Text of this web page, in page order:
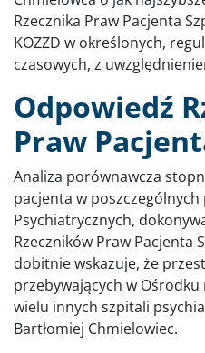
Rzecznika Praw Pacjenta
KOZZD w określonych,
czasowych, z
Odpowiedź
Praw
Analiza porównawcza
pacjenta w
Psychiatrycznych,
Rzeczników Praw Pacjenta
dobitnie wskazuje, że
przebywających w
wielu innych szpitali
Bartłomiej Chmielowiec.